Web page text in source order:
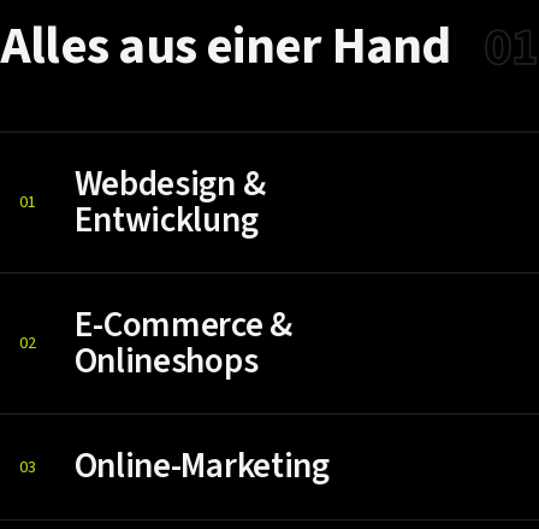
AllesauseinerHand 01
01 Webdesign &
Entwicklung
02 E-Commerce &
Onlineshops
03 Online-Marketing